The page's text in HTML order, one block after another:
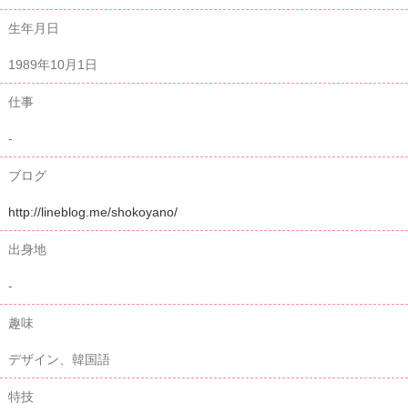
生年月日
1989年10月1日
仕事
-
ブログ
http://lineblog.me/shokoyano/
出身地
-
趣味
デザイン、韓国語
特技